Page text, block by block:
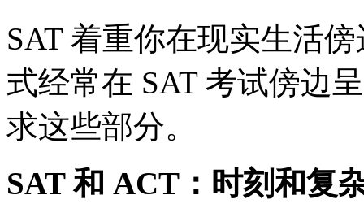
SAT 着重你在现实生活
式经常在 SAT 考试傍边
求这些部分。
SAT 和 ACT：时刻和复